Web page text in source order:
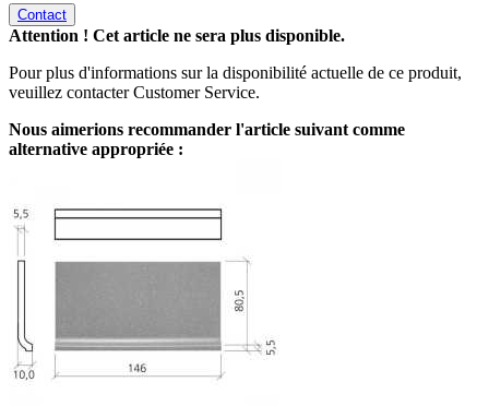
Contact
Attention ! Cet article ne sera plus disponible.
Pour plus d'informations sur la disponibilité actuelle de ce produit,
veuillez contacter Customer Service.
Nous aimerions recommander l'article suivant comme
alternative appropriée :